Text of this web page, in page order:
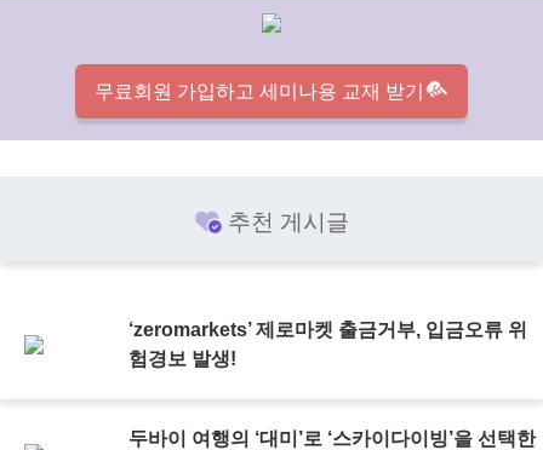
무료회원 가입하고 세미나용 교재 받기
추천 게시글
‘zeromarkets’ 제로마켓 출금거부, 입금오류 위
험경보 발생!
두바이 여행의 ‘대미’로 ‘스카이다이빙’을 선택한